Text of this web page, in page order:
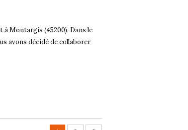
à Montargis (45200). Dans le
avons décidé de collaborer